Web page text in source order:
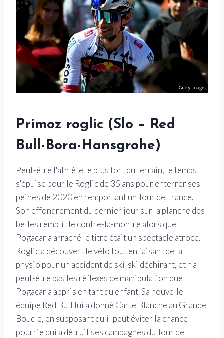
Primoz roglic (Slo – Red
Bull-Bora-Hansgrohe)
Peut-être l'athlète le plus fort du terrain, le temps
s'épuise pour le Roglic de 35 ans pour enterrer ses
peines de 2020 en remportant un Tour de France.
Son effondrement du dernier jour sur la planche des
belles remplit le contre-la-montre alors que
Pogacar a arraché le titre était un spectacle atroce.
Roglic a découvert le vélo tout en faisant de la
physio pour un accident de ski-ski déchirant, et n'a
peut-être pas les réflexes de manipulation que
Pogacar a appris en tant qu'enfant. Sa nouvelle
équipe Red Bull lui a donné Carte Blanche au Grande
Boucle, en supposant qu'il peut éviter la chance
pourrie qui a détruit ses campagnes du Tour de